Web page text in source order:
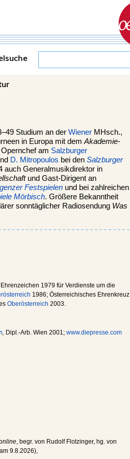
Studium an der Wiener MHsch.,
in Europa mit dem Akademie-
am Salzburger
D. Mitropoulos bei den Salzburger
auch Generalmusikdirektor in
und Gast-Dirigent an
Festspielen und bei zahlreichen
Mörbisch. Größere Bekanntheit
sonntäglicher Radiosendung Was
1979 für Verdienste um die
1986; Österreichisches Ehrenkreuz
Oberösterreich 2003.
, Dipl.-Arb. Wien 2001; www.diepresse.com
, begr. von Rudolf Flotzinger, hg. von
9.8.2026),